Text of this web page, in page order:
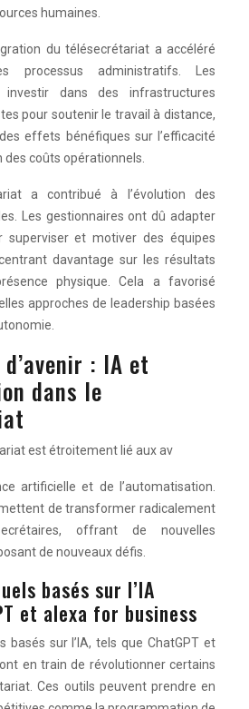
humaines.
du télésecrétariat a accéléré
processus administratifs. Les
dans des infrastructures
pour soutenir le travail à distance,
effets bénéfiques sur l’efficacité
coûts opérationnels.
a contribué à l’évolution des
Les gestionnaires ont dû adapter
superviser et motiver des équipes
davantage sur les résultats
physique. Cela a favorisé
approches de leadership basées
: IA et
dans le
est étroitement lié aux av
artificielle et de l’automatisation.
de transformer radicalement
offrant de nouvelles
de nouveaux défis.
basés sur l’IA
et alexa for business
basés sur l’IA, tels que ChatGPT et
en train de révolutionner certains
Ces outils peuvent prendre en